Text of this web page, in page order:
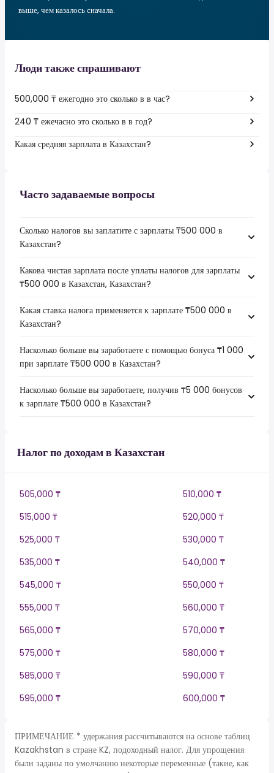
выше, чем казалось сначала.
Люди также спрашивают
500,000 ₸ ежегодно это сколько в в час?
240 ₸ ежечасно это сколько в в год?
Какая средняя зарплата в Казахстан?
Часто задаваемые вопросы
Сколько налогов вы заплатите с зарплаты ₸500 000 в
Казахстан?
Какова чистая зарплата после уплаты налогов для зарплаты
₸500 000 в Казахстан, Казахстан?
Какая ставка налога применяется к зарплате ₸500 000 в
Казахстан?
Насколько больше вы заработаете с помощью бонуса ₸1 000
при зарплате ₸500 000 в Казахстан?
Насколько больше вы заработаете, получив ₸5 000 бонусов
к зарплате ₸500 000 в Казахстан?
Налог по доходам в Казахстан
505,000 ₸
510,000 ₸
515,000 ₸
520,000 ₸
525,000 ₸
530,000 ₸
535,000 ₸
540,000 ₸
545,000 ₸
550,000 ₸
555,000 ₸
560,000 ₸
565,000 ₸
570,000 ₸
575,000 ₸
580,000 ₸
585,000 ₸
590,000 ₸
595,000 ₸
600,000 ₸
ПРИМЕЧАНИЕ * удержания рассчитываются на основе таблиц
Kazakhstan в стране KZ, подоходный налог. Для упрощения
были заданы по умолчанию некоторые переменные (такие, как